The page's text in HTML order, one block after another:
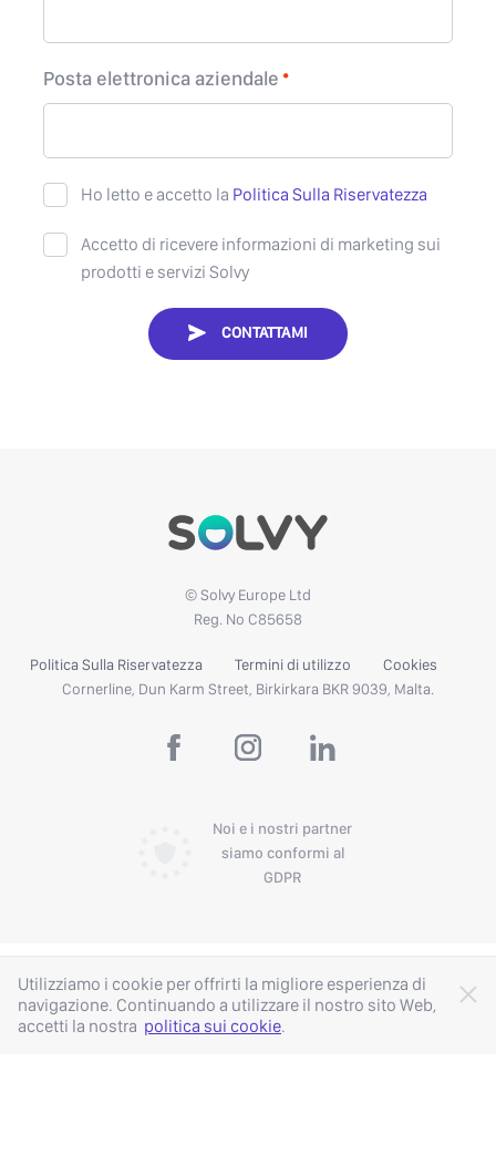
Posta elettronica aziendale
Ho letto e accetto la Politica Sulla Riservatezza
Accetto di ricevere informazioni di marketing sui
prodotti e servizi Solvy
CONTATTAMI
© Solvy Europe Ltd
Reg. No C85658
Politica Sulla Riservatezza Termini di utilizzo
Cookies
Cornerline, Dun Karm Street, Birkirkara BKR 9039, Malta.
Noi e i nostri partner
siamo conformi al
GDPR
Utilizziamo i cookie per offrirti la migliore esperienza di
navigazione. Continuando a utilizzare il nostro sito Web,
accetti la nostra politica sui cookie.